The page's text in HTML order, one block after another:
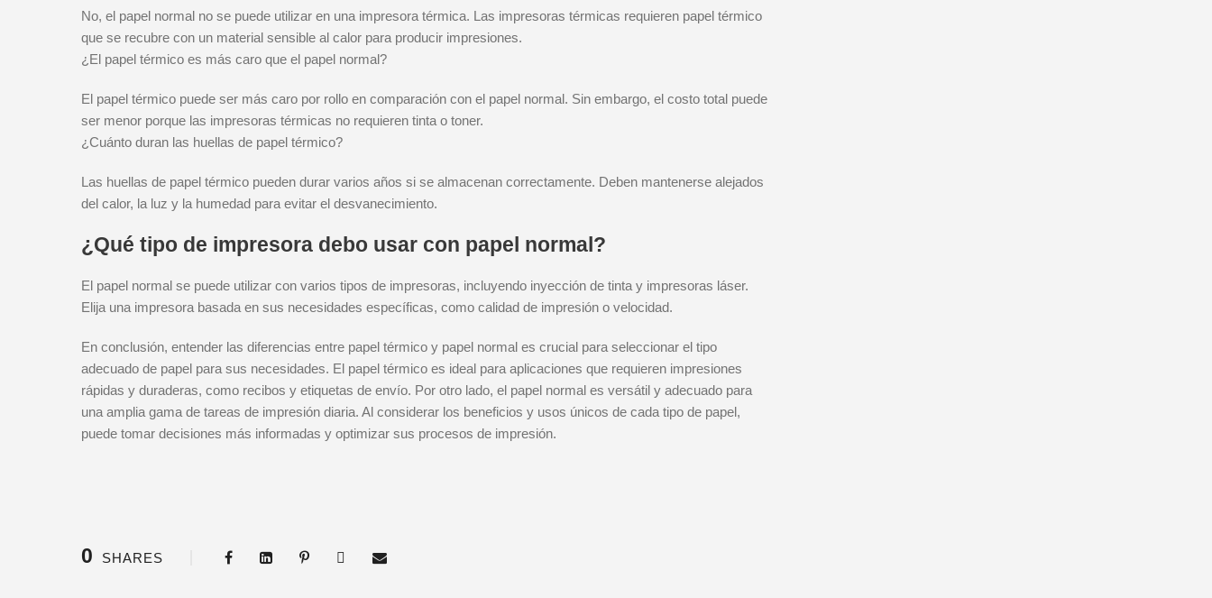
No, el papel normal no se puede utilizar en una impresora térmica. Las impresoras térmicas requieren papel térmico
que se recubre con un material sensible al calor para producir impresiones.
¿El papel térmico es más caro que el papel normal?
El papel térmico puede ser más caro por rollo en comparación con el papel normal. Sin embargo, el costo total puede
ser menor porque las impresoras térmicas no requieren tinta o toner.
¿Cuánto duran las huellas de papel térmico?
Las huellas de papel térmico pueden durar varios años si se almacenan correctamente. Deben mantenerse alejados
del calor, la luz y la humedad para evitar el desvanecimiento.
¿Qué tipo de impresora debo usar con papel normal?
El papel normal se puede utilizar con varios tipos de impresoras, incluyendo inyección de tinta y impresoras láser.
Elija una impresora basada en sus necesidades específicas, como calidad de impresión o velocidad.
En conclusión, entender las diferencias entre papel térmico y papel normal es crucial para seleccionar el tipo
adecuado de papel para sus necesidades. El papel térmico es ideal para aplicaciones que requieren impresiones
rápidas y duraderas, como recibos y etiquetas de envío. Por otro lado, el papel normal es versátil y adecuado para
una amplia gama de tareas de impresión diaria. Al considerar los beneficios y usos únicos de cada tipo de papel,
puede tomar decisiones más informadas y optimizar sus procesos de impresión.
0 SHARES